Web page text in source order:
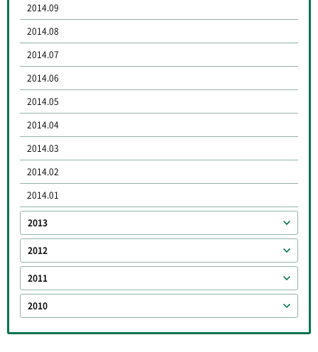
2014.09
2014.08
2014.07
2014.06
2014.05
2014.04
2014.03
2014.02
2014.01
2013
2012
2011
2010